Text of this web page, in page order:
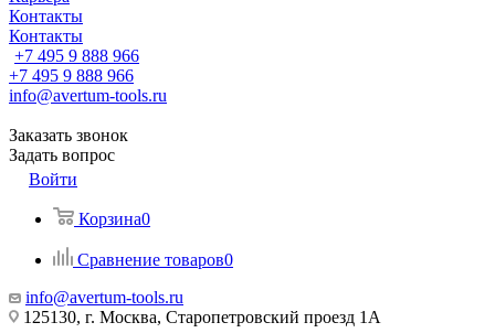
Контакты
Контакты
+7 495 9 888 966
+7 495 9 888 966
info@avertum-tools.ru
Заказать звонок
Задать вопрос
Войти
Корзина0
Сравнение товаров0
info@avertum-tools.ru
125130, г. Москва, Старопетровский проезд 1А